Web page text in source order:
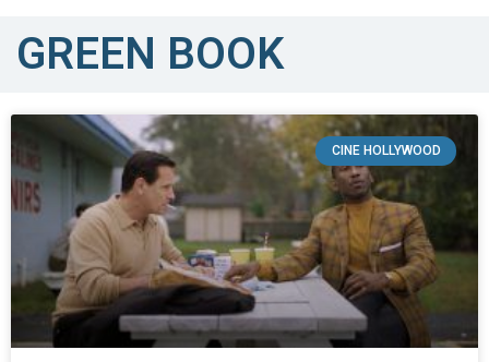
GREEN BOOK
CINE HOLLYWOOD